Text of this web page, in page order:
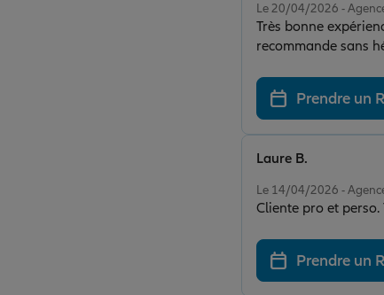
Le 20/04/2026 -
Très bonne
recommande sans
Prendre un
Le 14/04/2026 -
Cliente pro et perso.
Laure B.
Prendre un